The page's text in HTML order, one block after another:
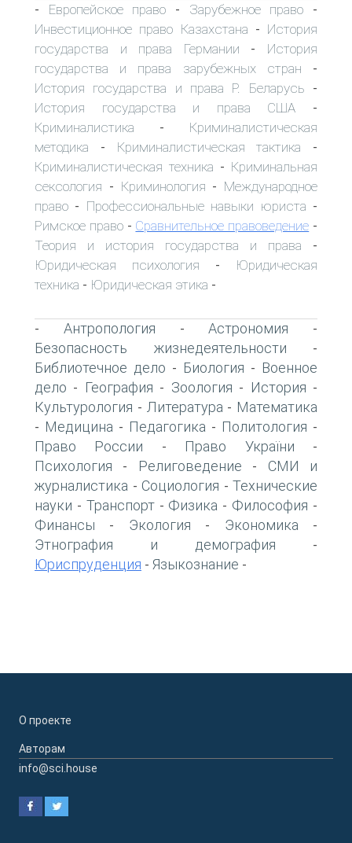
- Европейское право - Зарубежное право -
Инвестиционное право Казахстана - История
государства и права Германии - История
государства и права зарубежных стран -
История государства и права Р. Беларусь -
История государства и права США -
Криминалистика - Криминалистическая
методика - Криминалистическая тактика -
Криминалистическая техника - Криминальная
сексология - Криминология - Международное
право - Профессиональные навыки юриста -
Римское право- Сравнительное правоведение -
Теория и история государства и права -
Юридическая психология -
Юридическая
техника - Юридическая этика -
- Антропология -Астрономия -
Безопасность жизнедеятельности -
Библиотечное дело - Биология - Военное
дело - География - Зоология - История -
Культурология - Литература - Математика
- Медицина - Педагогика - Политология -
Право России - Право України -
Психология - Религоведение - СМИ и
журналистика - Социология - Технические
науки - Транспорт- Физика - Философия -
Финансы - Экология - Экономика -
Этнография и демография -
Юриспруденция - Языкознание -
О проекте
Авторам
info@sci.house